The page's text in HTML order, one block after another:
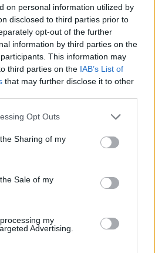
on personal information utilized by
disclosed to third parties prior to
opt-out of the further
information by third parties on the
This information may
third parties on the IAB’s List of
that may further disclose it to other
Opt Outs
Sharing of my
Sale of my
my
Advertising.
Συνετρίβη πυροσβεστικό
Συνετρίβη πυροσβεστικό
ελικόπτερο ενώ επιχειρούσε σε
Γιούτα
προβοκάτσια» το περιστατικό
ΚΟΣΜΟΣ 09:27
«Στημένη
«Στημένη